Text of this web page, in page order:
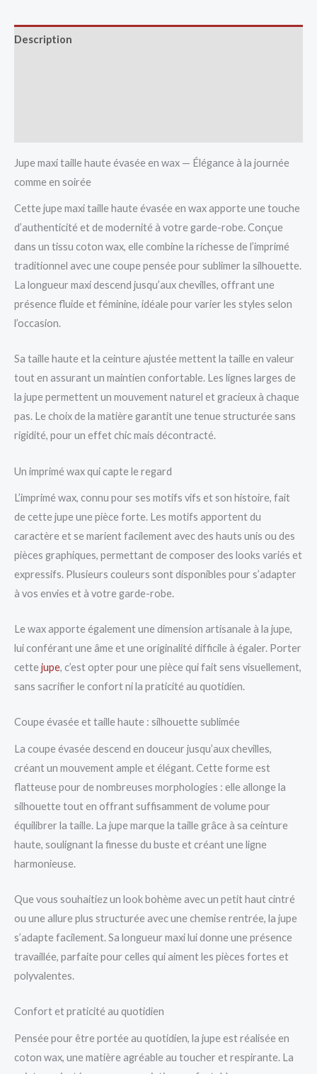
Description
Jupe maxi taille haute évasée en wax — Élégance à la journée
comme en soirée
Cette jupe maxi taille haute évasée en wax apporte une touche
d’authenticité et de modernité à votre garde-robe. Conçue
dans un tissu coton wax, elle combine la richesse de l’imprimé
traditionnel avec une coupe pensée pour sublimer la silhouette.
La longueur maxi descend jusqu’aux chevilles, offrant une
présence fluide et féminine, idéale pour varier les styles selon
l’occasion.
Sa taille haute et la ceinture ajustée mettent la taille en valeur
tout en assurant un maintien confortable. Les lignes larges de
la jupe permettent un mouvement naturel et gracieux à chaque
pas. Le choix de la matière garantit une tenue structurée sans
rigidité, pour un effet chic mais décontracté.
Un imprimé wax qui capte le regard
L’imprimé wax, connu pour ses motifs vifs et son histoire, fait
de cette jupe une pièce forte. Les motifs apportent du
caractère et se marient facilement avec des hauts unis ou des
pièces graphiques, permettant de composer des looks variés et
expressifs. Plusieurs couleurs sont disponibles pour s’adapter
à vos envies et à votre garde-robe.
Le wax apporte également une dimension artisanale à la jupe,
lui conférant une âme et une originalité difficile à égaler. Porter
cettejupe, c’est opter pour une pièce qui fait sens visuellement,
sans sacrifier le confort ni la praticité au quotidien.
Coupe évasée et taille haute : silhouette sublimée
La coupe évasée descend en douceur jusqu’aux chevilles,
créant un mouvement ample et élégant. Cette forme est
flatteuse pour de nombreuses morphologies : elle allonge la
silhouette tout en offrant suffisamment de volume pour
équilibrer la taille. La jupe marque la taille grâce à sa ceinture
haute, soulignant la finesse du buste et créant une ligne
harmonieuse.
Que vous souhaitiez un look bohème avec un petit haut cintré
ou une allure plus structurée avec une chemise rentrée, la jupe
s’adapte facilement. Sa longueur maxi lui donne une présence
travaillée, parfaite pour celles qui aiment les pièces fortes et
polyvalentes.
Confort et praticité au quotidien
Pensée pour être portée au quotidien, la jupe est réalisée en
coton wax, une matière agréable au toucher et respirante. La